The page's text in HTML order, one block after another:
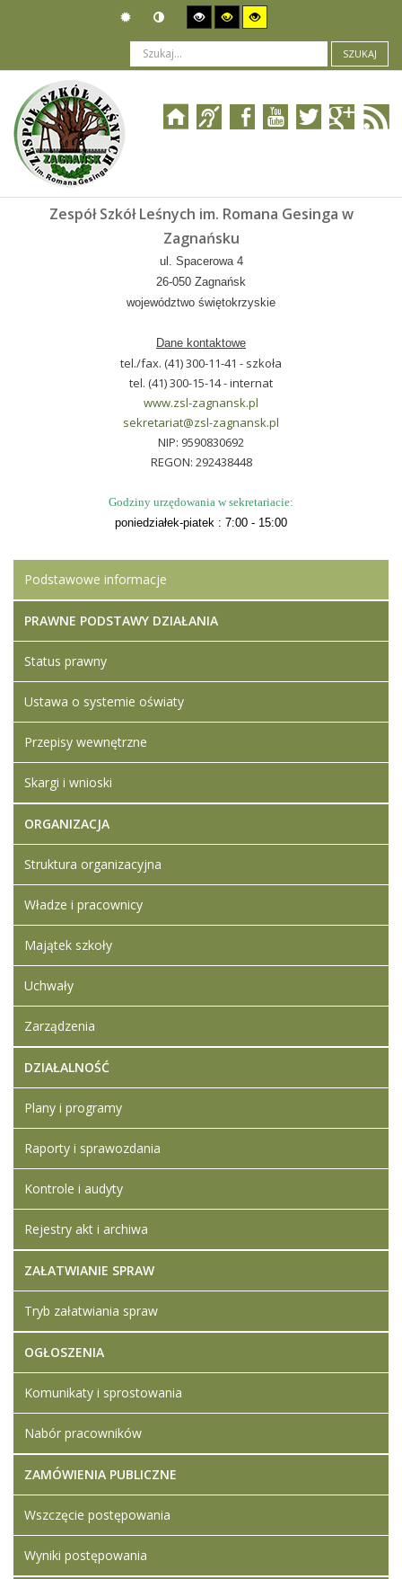
SZUKAJ
Jesteś tutaj:
Zespół Szkół Leśnych im. Romana Gesinga w
Zagnańsku
ul. Spacerowa 4
26-050 Zagnańsk
województwo świętokrzyskie
Dane kontaktowe
tel./fax. (41) 300-11-41 - szkoła
tel. (41) 300-15-14 - internat
www.zsl-zagnansk.pl
sekretariat@zsl-zagnansk.pl
NIP: 9590830692
REGON: 292438448
Godziny urzędowania w sekretariacie:
poniedziałek-piatek : 7:00 - 15:00
Podstawowe informacje
PRAWNE PODSTAWY DZIAŁANIA
Status prawny
Ustawa o systemie oświaty
Przepisy wewnętrzne
Skargi i wnioski
ORGANIZACJA
Struktura organizacyjna
Władze i pracownicy
Majątek szkoły
Uchwały
Zarządzenia
DZIAŁALNOŚĆ
Plany i programy
Raporty i sprawozdania
Kontrole i audyty
Rejestry akt i archiwa
ZAŁATWIANIE SPRAW
Tryb załatwiania spraw
OGŁOSZENIA
Komunikaty i sprostowania
Nabór pracowników
ZAMÓWIENIA PUBLICZNE
Wszczęcie postępowania
Wyniki postępowania